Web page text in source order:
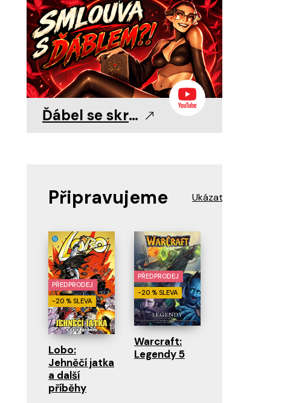
11. 8. 2026 0 11. 8. 2026 0
Ďábel se skrývá v detailu!
Připravujeme Ukázat více
PŘEDPRODEJ
-20 % SLEVA
Lobo:
Jehněčí jatka
a další
příběhy
PŘEDPRODEJ
-20 % SLEVA
Warcraft:
Legendy 5